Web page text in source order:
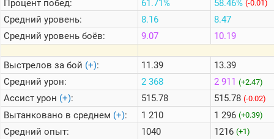
Процент побед:
Средний уровень:
Средний уровень боёв:
Выстрелов за бой (+):
Средний урон:
Ассист урон (+):
Вытанковано в среднем (+):
Средний опыт:
61.71%
8.16
9.07
11.39
2 368
515.78
1 210
1040
58.46% (-0.01)
8.47
10.19
13.39
2 911 (+2.47)
515.78 (-0.02)
1 296 (+0.39)
1216 (+1)